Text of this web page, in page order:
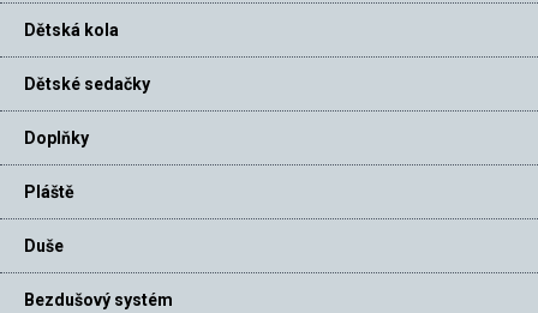
Dětská kola
Dětské sedačky
Doplňky
Pláště
Duše
Bezdušový systém